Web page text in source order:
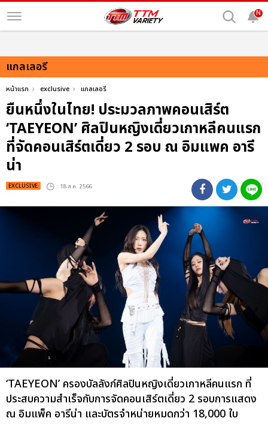
N
แกลเลอรี
หน้าแรก exclusive แกลเลอรี
ยืนหนึ่งในไทย! ประมวลภาพคอนเสิร์ต
‘TAEYEON’ ศิลปินหญิงเดี่ยวเกาหลีคนแรก
ที่จัดคอนเสิร์ตเดี่ยว 2 รอบ ณ อิมแพค อารี
น่า
EXCLUSIVE : 18 ส.ค. 2566
‘TAEYEON’ ครองบัลลังก์ศิลปินหญิงเดี่ยวเกาหลีคนแรก ที่
ประสบความสำเร็จกับการจัดคอนเสิร์ตเดี่ยว 2 รอบการแสดง
ณ อิมแพ็ค อารีน่า และบัตรจำหน่ายหมดกว่า 18,000 ใบ